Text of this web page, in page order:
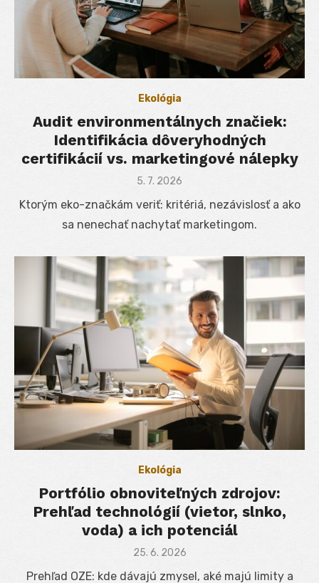
Ekológia
Audit environmentálnych značiek:
Identifikácia dôveryhodných
certifikácií vs. marketingové nálepky
Posted
5. 7. 2026
Ktorým eko-značkám veriť: kritériá, nezávislosť a ako
sa nenechať nachytať marketingom.
Ekológia
Portfólio obnoviteľných zdrojov:
Prehľad technológií (vietor, slnko,
voda) a ich potenciál
Posted
25. 6. 2026
Prehľad OZE: kde dávajú zmysel, aké majú limity a